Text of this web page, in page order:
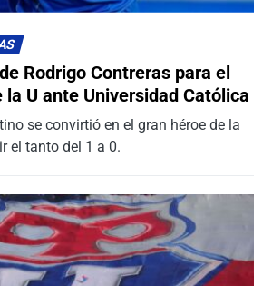
Rodrigo Contreras para el
U ante Universidad Católica
se convirtió en el gran héroe de la
el tanto del 1 a 0.